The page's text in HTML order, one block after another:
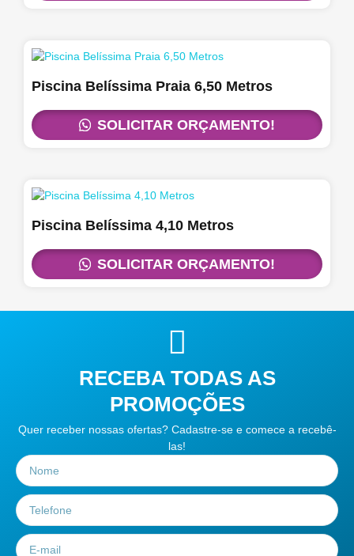
Piscina Belíssima Praia 6,50 Metros
SOLICITAR ORÇAMENTO!
Piscina Belíssima 4,10 Metros
SOLICITAR ORÇAMENTO!
RECEBA TODAS AS
PROMOÇÕES
Quer receber nossas ofertas? Cadastre-se e comece a recebê-
las!